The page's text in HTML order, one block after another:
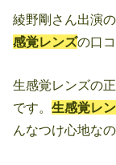
綾野剛さん出演
感覚レンズの口
生感覚レンズの
です。生感覚レ
んなつけ心地な